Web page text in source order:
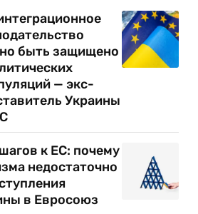
быть защищено
— экс-
Украины
к ЕС: почему
недостаточно
в Евросоюз